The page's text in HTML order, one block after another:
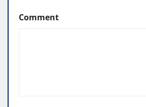
Comment